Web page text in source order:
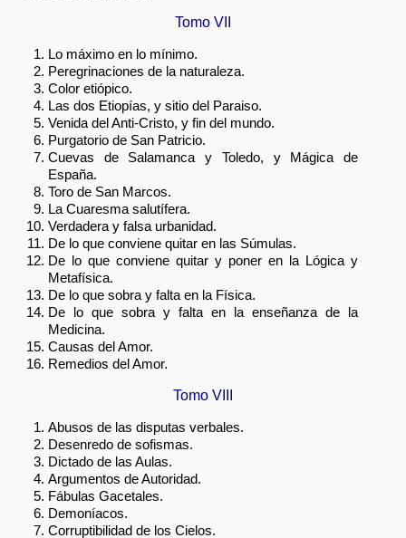
Tomo VII
Lo máximo en lo mínimo.
Peregrinaciones de la naturaleza.
Color etiópico.
Las dos Etiopías, y sitio del Paraiso.
Venida del Anti-Cristo, y fin del mundo.
Purgatorio de San Patricio.
Cuevas de Salamanca y Toledo, y Mágica de
España.
Toro de San Marcos.
La Cuaresma salutífera.
Verdadera y falsa urbanidad.
De lo que conviene quitar en las Súmulas.
De lo que conviene quitar y poner en la Lógica y
Metafísica.
De lo que sobra y falta en la Física.
De lo que sobra y falta en la enseñanza de la
Medicina.
Causas del Amor.
Remedios del Amor.
Tomo VIII
Abusos de las disputas verbales.
Desenredo de sofismas.
Dictado de las Aulas.
Argumentos de Autoridad.
Fábulas Gacetales.
Demoníacos.
Corruptibilidad de los Cielos.